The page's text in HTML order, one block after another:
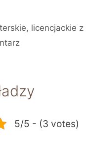
licencjackie z
5/5 - (3 votes)